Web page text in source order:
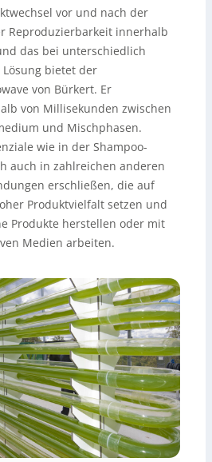
vor und nach der
Reproduzierbarkeit innerhalb
das bei unterschiedlich
bietet der
von Bürkert. Er
von Millisekunden zwischen
und Mischphasen.
wie in der Shampoo-
auch in zahlreichen anderen
erschließen, die auf
Produktvielfalt setzen und
Produkte herstellen oder mit
Medien arbeiten.